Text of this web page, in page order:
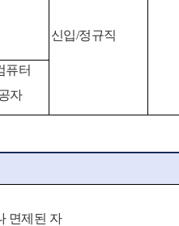
신입/정규직
퓨터
자
면제된 자